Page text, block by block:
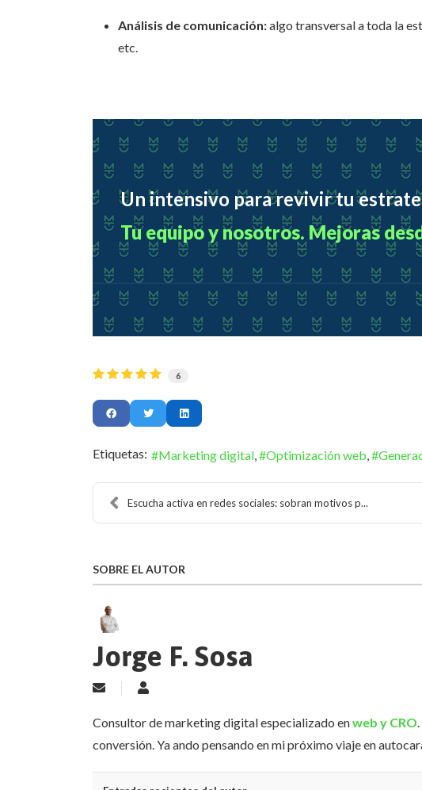
Análisis de comunicación:algo transversal a toda la
etc.
Un intensivo para revivir tu
Tu equipo y nosotros. Mejoras
6
Etiquetas: Marketing digital Optimización web
Escucha activa en redes sociales: sobran motivos p...
SOBRE EL AUTOR
Jorge F. Sosa
Suscribirse a las actualizaciones
Jorge F. Sosa
Consultor de marketing digital especializado enweb y CRO
conversión. Ya ando pensando en mi próximo viaje en